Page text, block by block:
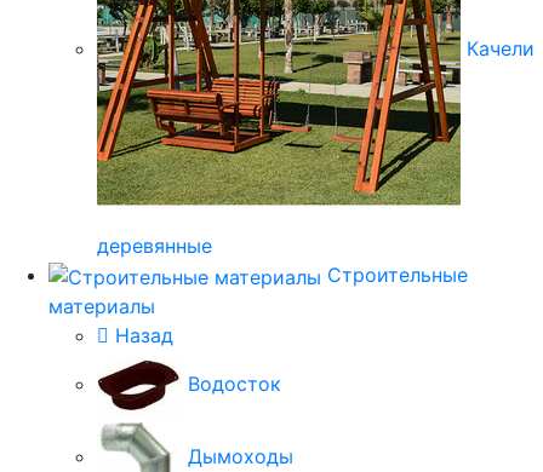
Качели
деревянные
Строительные
материалы
Назад
Водосток
Дымоходы